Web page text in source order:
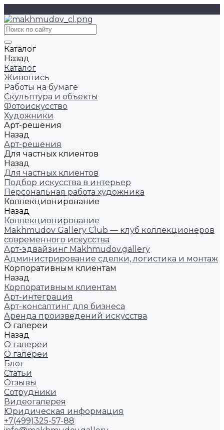
Каталог
Назад
Каталог
Живопись
Работы на бумаге
Скульптура и объекты
Фотоискусство
Художники
Арт-решения
Назад
Арт-решения
Для частных клиентов
Назад
Для частных клиентов
Подбор искусства в интерьер
Персональная работа художника
Коллекционирование
Назад
Коллекционирование
Makhmudov Gallery Club — клуб коллекционеров
современного искусства
Арт-эдвайзинг Makhmudov.gallery
Администрирование сделки, логистика и монтаж
Корпоративным клиентам
Назад
Корпоративным клиентам
Арт-интеграция
Арт-консалтинг для бизнеса
Аренда произведений искусства
О галереи
Назад
О галереи
О галереи
Блог
Статьи
Отзывы
Сотрудники
Видеогалерея
Юридическая информация
+7(499)325-57-88